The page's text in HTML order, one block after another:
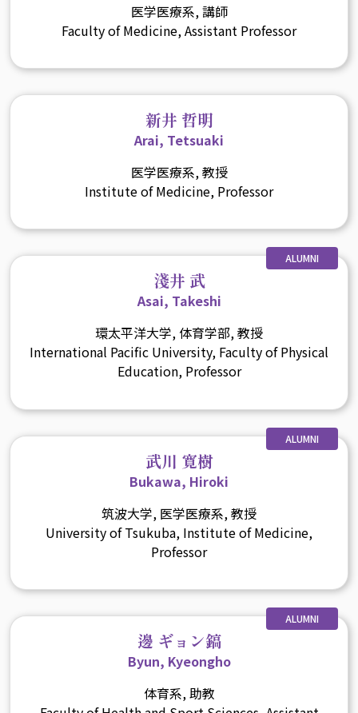
医学医療系, 講師
Faculty of Medicine, Assistant Professor
新井 哲明
Arai, Tetsuaki
医学医療系, 教授
Institute of Medicine, Professor
ALUMNI
淺井 武
Asai, Takeshi
環太平洋大学, 体育学部, 教授
International Pacific University, Faculty of Physical
Education, Professor
ALUMNI
武川 寛樹
Bukawa, Hiroki
筑波大学, 医学医療系, 教授
University of Tsukuba, Institute of Medicine,
Professor
ALUMNI
邊 ギョン鎬
Byun, Kyeongho
体育系, 助教